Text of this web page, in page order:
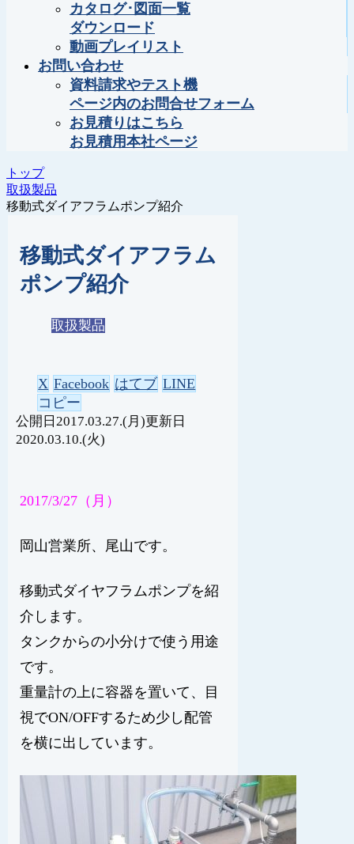
カタログ･図面一覧
ダウンロード
動画プレイリスト
お問い合わせ
資料請求やテスト機
ページ内のお問合せフォーム
お見積りはこちら
お見積用本社ページ
トップ
取扱製品
移動式ダイアフラムポンプ紹介
移動式ダイアフラム
ポンプ紹介
取扱製品
X Facebook はてブ LINE
コピー
2017.03.27.(月)
2020.03.10.(火)
2017/3/27（月）
岡山営業所、尾山です。
移動式ダイヤフラムポンプを紹
介します。
タンクからの小分けで使う用途
です。
重量計の上に容器を置いて、目
視でON/OFFするため少し配管
を横に出しています。